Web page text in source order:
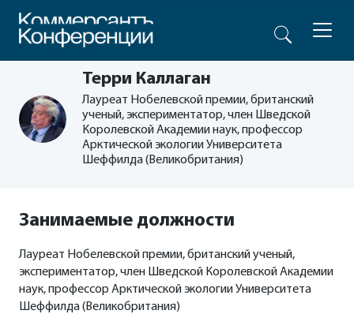
Терри Каллаган
Лауреат Нобелевской премии, британский
ученый, экспериментатор, член Шведской
Королевской Академии наук, профессор
Арктической экологии Университета
Шеффилда (Великобритания)
Занимаемые должности
Лауреат Нобелевской премии, британский ученый,
экспериментатор, член Шведской Королевской Академии
наук, профессор Арктической экологии Университета
Шеффилда (Великобритания)